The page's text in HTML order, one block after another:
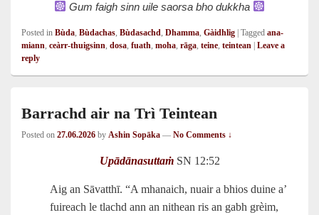
Gum faigh sinn uile saorsa bho dukkha
Posted in Bùda, Bùdachas, Bùdasachd, Dhamma, Gàidhlig Tagged ana-
miann, ceàrr-thuigsinn, dosa, fuath, moha, rāga, teine, teintean Leave a
reply
Barrachd air na Trì Teintean
Posted on 27.06.2026 by Ashin Sopāka — No Comments ↓
UpādānasuttaṁSN 12:52
Aig an Sāvatthī. “A mhanaich, nuair a bhios duine a’
fuireach le tlachd ann an nithean ris an gabh grèim,